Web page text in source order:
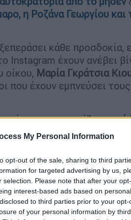
My Personal Information
opt-out of the sale, sharing to third
for targeted advertising by us,
selection. Please note that after your
interest-based ads based on
to third parties prior to your
of your personal information by
η Ροζάνα Γεωργίου και
κάθε προσδοκία,
Instagram έχουν ανέβει
οίκου, Μαρία Γκράτσια
που έχουν εμπνεύσει
φέρεται να κοστίζουναπό
85 μοντέλα
Hilton με κατεύθυνση το
φορτηγά μεταφορικής